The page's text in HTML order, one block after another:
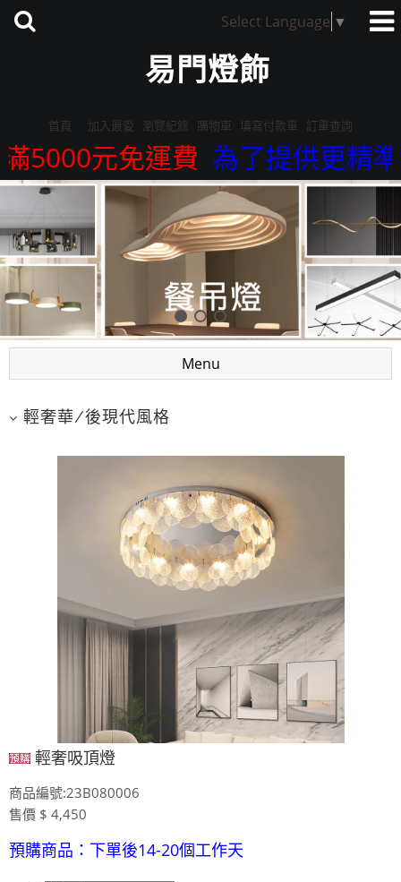
Select Language ▼
易門燈飾
首頁 加入最愛 瀏覽紀錄 購物車 填寫付款單 訂單查詢
元免運費 為了提供更精準的
Menu
輕奢華/後現代風格
輕奢吸頂燈
商品編號:23B080006
售價 $ 4,450
預購商品：下單後14-20個工作天